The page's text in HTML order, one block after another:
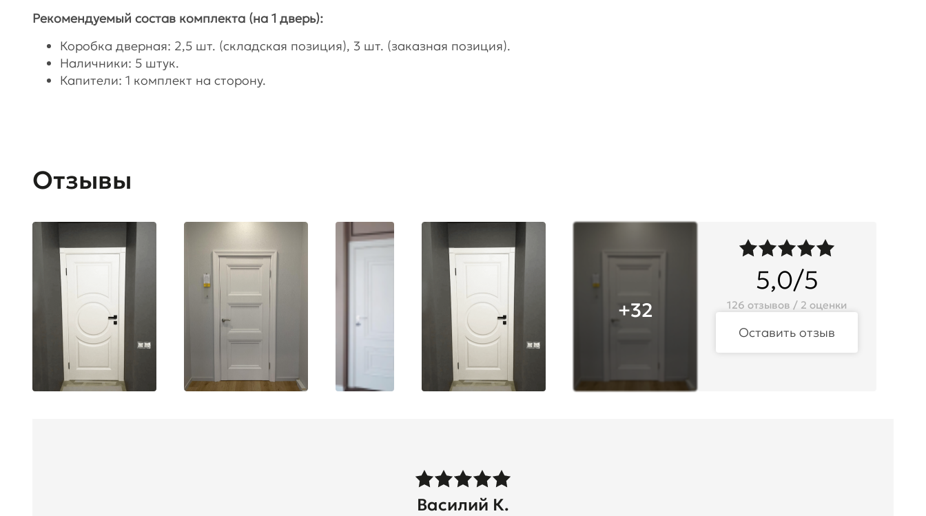
Рекомендуемый состав комплекта (на 1 дверь):
Коробка дверная: 2,5 шт. (складская позиция), 3 шт. (заказная позиция).
Наличники: 5 штук.
Капители: 1 комплект на сторону.
Отзывы
+32
5,0/5
126 отзывов / 2 оценки
Оставить отзыв
Василий К.